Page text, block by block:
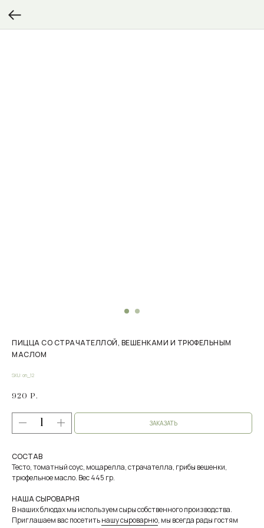
ПИЦЦА СО СТРАЧАТЕЛЛОЙ, ВЕШЕНКАМИ И ТРЮФЕЛЬНЫМ
МАСЛОМ
SKU:on_12
920 Р.
ЗАКАЗАТЬ
СОСТАВ
Тесто, томатный соус, моцарелла, страчателла, грибы вешенки,
трюфельное масло. Вес 445 гр.
НАША СЫРОВАРНЯ
В наших блюдах мы используем сыры собственного производства.
Приглашаем вас посетитьнашу сыроварню, мы всегда рады гостям